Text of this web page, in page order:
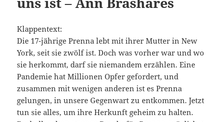
Klappentext:
Die 17-jährige Prenna lebt mit ihrer Mutter in New
York, seit sie zwölf ist. Doch was vorher war und wo
sie herkommt, darf sie niemandem erzählen. Eine
Pandemie hat Millionen Opfer gefordert, und
zusammen mit wenigen anderen ist es Prenna
gelungen, in unsere Gegenwart zu entkommen. Jetzt
tun sie alles, um ihre Herkunft geheim zu halten.